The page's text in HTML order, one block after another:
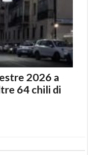
2026 a
64 chili di